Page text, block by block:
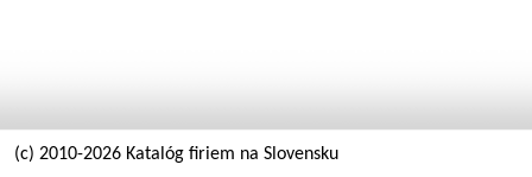
(c) 2010-2026 Katalóg firiem na Slovensku